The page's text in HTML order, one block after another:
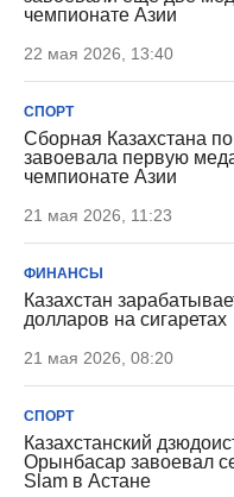
чемпионате Азии
22 мая 2026, 13:40
СПОРТ
Сборная Казахстана
завоевала первую
чемпионате Азии
21 мая 2026, 11:23
ФИНАНСЫ
Казахстан
долларов на сигаретах
21 мая 2026, 08:20
СПОРТ
Казахстанский
Орынбасар завоевал
Slam в Астане